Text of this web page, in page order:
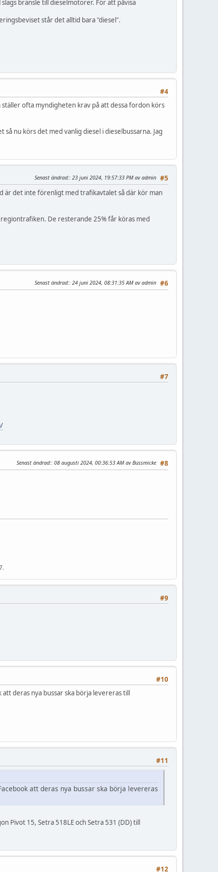
bränsle till dieselmotorer. För att påvisa
står det alltid bara "diesel".
#4
ofta myndigheten krav på att dessa fordon körs
nu körs det med vanlig diesel i dieselbussarna. Jag
#5
Senast ändrad:: 23 juni 2024, 19:57:33 PM av admin
är det inte förenligt med trafikavtalet så där kör man
De resterande 25% får köras med
#6
Senast ändrad:: 24 juni 2024, 08:31:35 AM av admin
#7
#8
Senast ändrad:: 08 augusti 2024, 00:36:53 AM av Bussmicke
#9
#10
deras nya bussar ska börja levereras till
#11
att deras nya bussar ska börja levereras
Pivot 15, Setra 518LE och Setra 531 (DD) till
#12